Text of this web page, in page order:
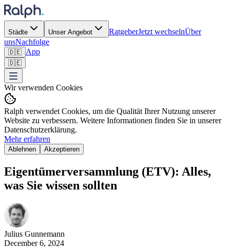
Städte Unser Angebot RatgeberJetzt wechselnÜber
unsNachfolge
🇩🇪 App
🇩🇪
Wir verwenden Cookies
Ralph verwendet Cookies, um die Qualität Ihrer Nutzung unserer
Website zu verbessern. Weitere Informationen finden Sie in unserer
Datenschutzerklärung.
Mehr erfahren
Ablehnen Akzeptieren
Eigentümerversammlung (ETV): Alles,
was Sie wissen sollten
Julius Gunnemann
December 6, 2024